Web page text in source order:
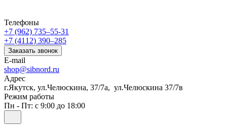
Телефоны
+7 (962) 735‒55-31
+7 (4112) 390‒285
Заказать звонок
E-mail
shop@sibnord.ru
Адрес
​г.Якутск, ул.Челюскина, 37/7а, ул.Челюскина 37/7в
Режим работы
Пн - Пт: с 9:00 до 18:00